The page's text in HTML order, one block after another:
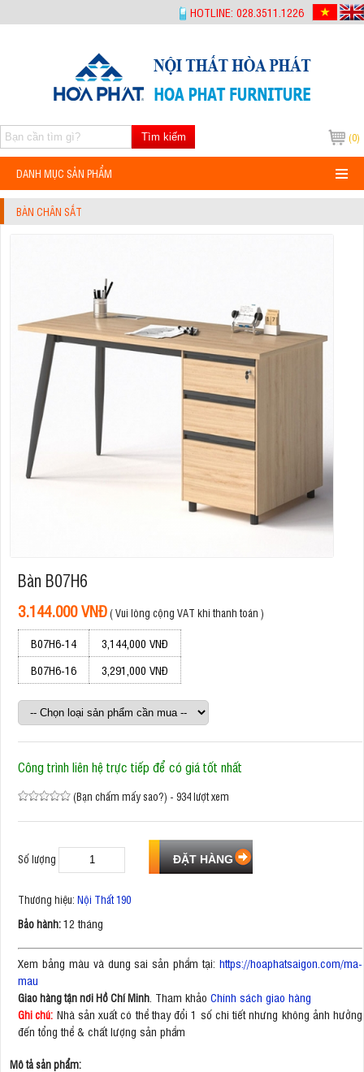
HOTLINE: 028.3511.1226
(0)
Tìm kiếm
DANH MỤC SẢN PHẨM
BÀN CHÂN SẮT
Bàn B07H6
3.144.000 VNĐ( Vui lòng cộng VAT khi thanh toán )
B07H6-14
3,144,000 VNĐ
B07H6-16
3,291,000 VNĐ
Công trình liên hệ trực tiếp để có giá tốt nhất
(Bạn chấm mấy sao?) - 934 lượt xem
Số lượng
Thương hiệu: Nội Thất 190
Bảo hành:12 tháng
Xem bảng màu và dung sai sản phẩm tại: https://hoaphatsaigon.com/ma-
mau
Giao hàng tận nơi Hồ Chí Minh . Tham khảo Chính sách giao hàng
Ghi chú: Nhà sản xuất có thể thay đổi 1 số chi tiết nhưng không ảnh hưởng
đến tổng thể & chất lượng sản phẩm
Mô tả sản phẩm: